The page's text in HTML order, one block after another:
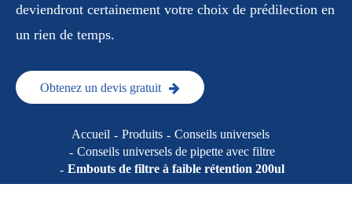
deviendront certainement votre choix de prédilection en
un rien de temps.
Obtenez un devis gratuit
Accueil Produits
Conseils universels
Conseils universels de pipette avec filtre
Embouts de filtre à faible rétention 200ul